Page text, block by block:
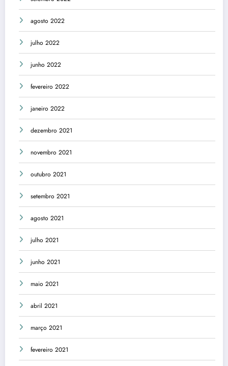
agosto 2022
julho 2022
junho 2022
fevereiro 2022
janeiro 2022
dezembro 2021
novembro 2021
outubro 2021
setembro 2021
agosto 2021
julho 2021
junho 2021
maio 2021
abril 2021
março 2021
fevereiro 2021